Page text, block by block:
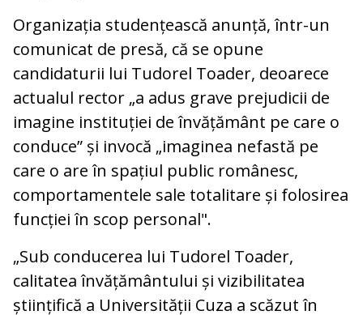
Organizația studențească anunță, într-un
comunicat de presă, că se opune
candidaturii lui Tudorel Toader, deoarece
actualul rector „a adus grave prejudicii de
imagine instituției de învățământ pe care o
conduce” și invocă „imaginea nefastă pe
care o are în spațiul public românesc,
comportamentele sale totalitare și folosirea
funcției în scop personal".
„Sub conducerea lui Tudorel Toader,
calitatea învățământului și vizibilitatea
științifică a Universității Cuza a scăzut în